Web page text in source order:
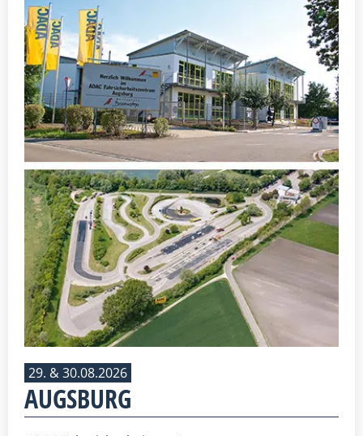
29. & 30.08.2026
AUGSBURG